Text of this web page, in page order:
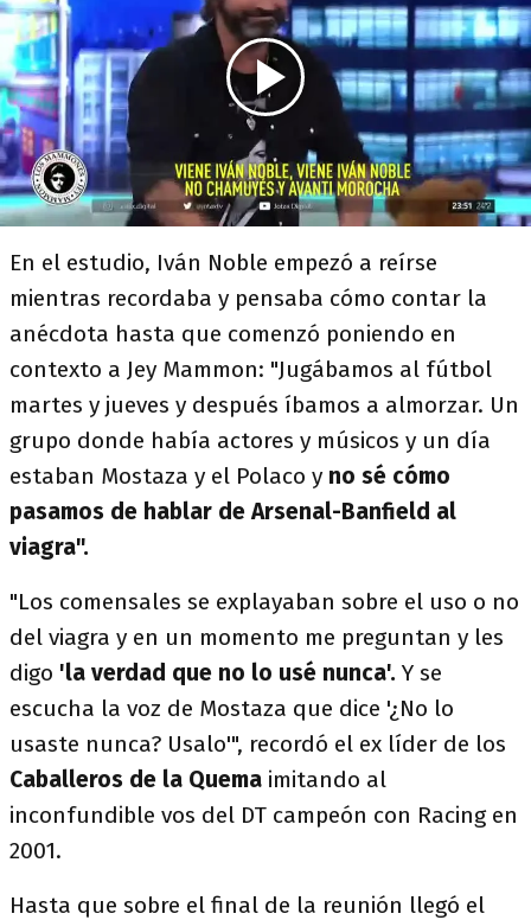
En el estudio, Iván Noble empezó a reírse
mientras recordaba y pensaba cómo contar la
anécdota hasta que comenzó poniendo en
contexto a Jey Mammon: "Jugábamos al fútbol
martes y jueves y después íbamos a almorzar. Un
grupo donde había actores y músicos y un día
estaban Mostaza y el Polaco y no sé cómo
pasamos de hablar de Arsenal-Banfield al
viagra".
"Los comensales se explayaban sobre el uso o no
del viagra y en un momento me preguntan y les
digo 'la verdad que no lo usé nunca'. Y se
escucha la voz de Mostaza que dice '¿No lo
usaste nunca? Usalo'", recordó el ex líder de los
Caballeros de la Quema imitando al
inconfundible vos del DT campeón con Racing en
2001.
Hasta que sobre el final de la reunión llegó el